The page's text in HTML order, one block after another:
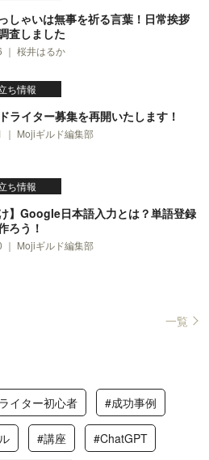
しゃいは無事を祈る言葉！日常挨拶
査しました
｜ 桜井はるか
ち情報
ライター募集を再開いたします！
｜ Mojiギルド編集部
ち情報
】Google日本語入力とは？単語登録
ろう！
｜ Mojiギルド編集部
一覧
イター初心者 #成功事例
#講座 #ChatGPT